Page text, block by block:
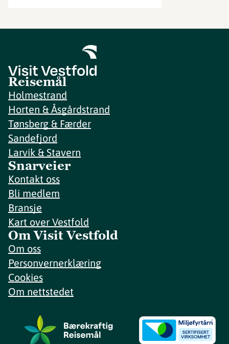
Reisemål
Holmestrand
Horten & Åsgårdstrand
Tønsberg & Færder
Sandefjord
Larvik & Stavern
Snarveier
Kontakt oss
Bli medlem
Bransje
Kart over Vestfold
Om Visit Vestfold
Om oss
Personvernerklæring
Cookies
Om nettstedet